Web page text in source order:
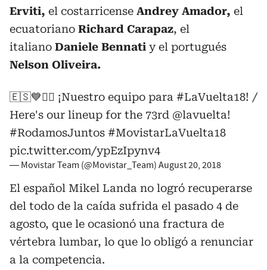
Erviti, el costarricense Andrey Amador, el
ecuatoriano Richard Carapaz, el
italiano Daniele Bennati y el portugués
Nelson Oliveira.
🇪🇸💙🚴‍♂️ ¡Nuestro equipo para #LaVuelta18! /
Here's our lineup for the 73rd @lavuelta!
#RodamosJuntos #MovistarLaVuelta18
pic.twitter.com/ypEzIpynv4
— Movistar Team (@Movistar_Team) August 20, 2018
El español Mikel Landa no logró recuperarse
del todo de la caída sufrida el pasado 4 de
agosto, que le ocasionó una fractura de
vértebra lumbar, lo que lo obligó a renunciar
a la competencia.